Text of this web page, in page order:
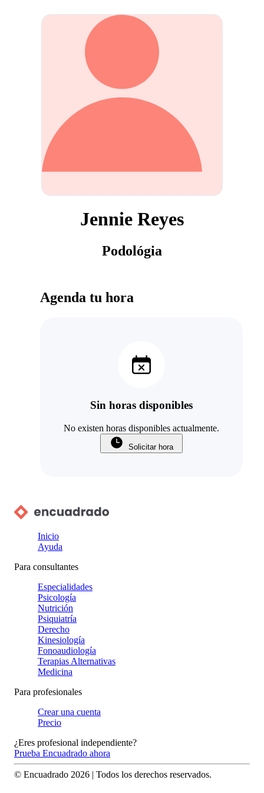
Jennie Reyes
Podológia
Agenda tu hora
Sin horas disponibles
No existen horas disponibles actualmente.
Solicitar hora
Inicio
Ayuda
Para consultantes
Especialidades
Psicología
Nutrición
Psiquiatría
Derecho
Kinesiología
Fonoaudiología
Terapias Alternativas
Medicina
Para profesionales
Crear una cuenta
Precio
¿Eres profesional independiente?
Prueba Encuadrado ahora
© Encuadrado 2026 | Todos los derechos reservados.